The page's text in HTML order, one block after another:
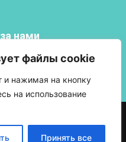
файлы cookie
и нажимая на кнопку
на использование
Принять все
нами
ВХОД